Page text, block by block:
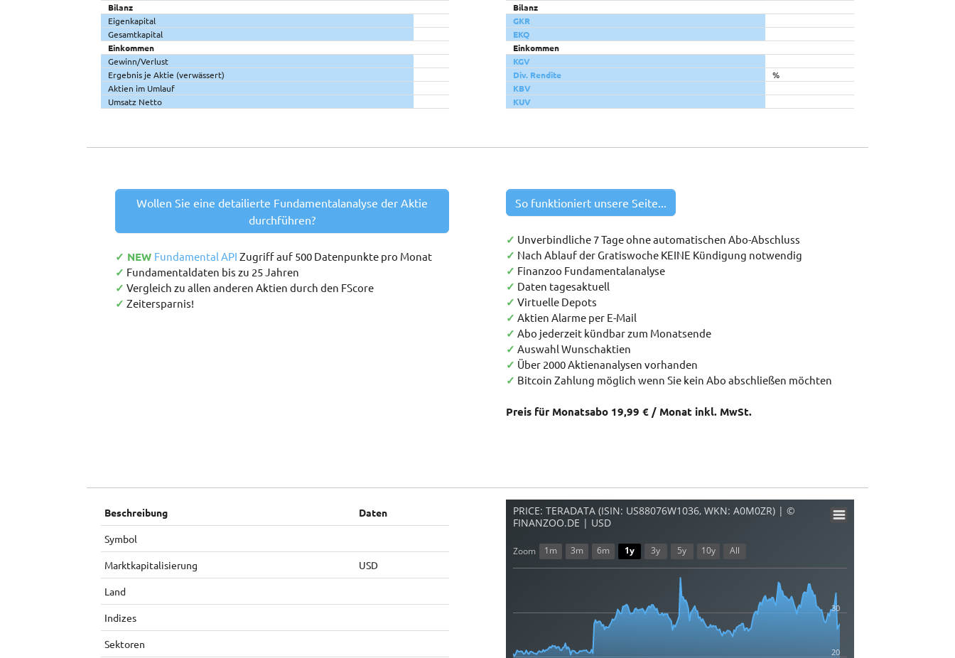
Bilanz
Eigenkapital
Gesamtkapital
Einkommen
Gewinn/Verlust
Ergebnis je Aktie (verwässert)
Aktien im Umlauf
Umsatz Netto
Bilanz
GKR
EKQ
Einkommen
KGV
Div. Rendite
%
KBV
KUV
Wollen Sie eine detailierte Fundamentalanalyse der Aktie
durchführen?
✓ NEW Fundamental API Zugriff auf 500 Datenpunkte pro Monat
✓ Fundamentaldaten bis zu 25 Jahren
✓ Vergleich zu allen anderen Aktien durch den FScore
✓ Zeitersparnis!
So funktioniert unsere Seite...
✓ Unverbindliche 7 Tage ohne automatischen Abo-Abschluss
✓ Nach Ablauf der Gratiswoche KEINE Kündigung notwendig
✓ Finanzoo Fundamentalanalyse
✓ Daten tagesaktuell
✓ Virtuelle Depots
✓ Aktien Alarme per E-Mail
✓ Abo jederzeit kündbar zum Monatsende
✓ Auswahl Wunschaktien
✓ Über 2000 Aktienanalysen vorhanden
✓ Bitcoin Zahlung möglich wenn Sie kein Abo abschließen möchten
Preis für Monatsabo 19,99 € / Monat inkl. MwSt.
Beschreibung Daten
Symbol
Marktkapitalisierung USD
Land
Indizes
Sektoren
PRICE: TERADATA (ISIN: US88076W1036, WKN: A0M0ZR) | ©
FINANZOO.DE | USD
20
30
Zoom 1m 3m 6m 1y 3y 5y 10y All